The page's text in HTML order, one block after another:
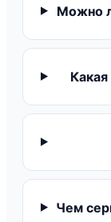
Можно
Чем